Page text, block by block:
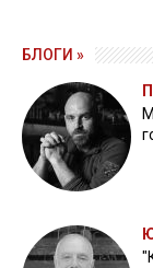
БЛОГИ »